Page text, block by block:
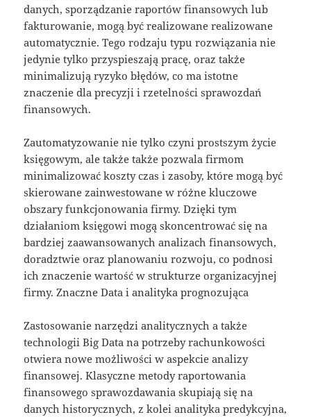
danych, sporządzanie raportów finansowych lub
fakturowanie, mogą być realizowane realizowane
automatycznie. Tego rodzaju typu rozwiązania nie
jedynie tylko przyspieszają pracę, oraz także
minimalizują ryzyko błędów, co ma istotne
znaczenie dla precyzji i rzetelności sprawozdań
finansowych.
Zautomatyzowanie nie tylko czyni prostszym życie
księgowym, ale także także pozwala firmom
minimalizować koszty czas i zasoby, które mogą być
skierowane zainwestowane w różne kluczowe
obszary funkcjonowania firmy. Dzięki tym
działaniom księgowi mogą skoncentrować się na
bardziej zaawansowanych analizach finansowych,
doradztwie oraz planowaniu rozwoju, co podnosi
ich znaczenie wartość w strukturze organizacyjnej
firmy. Znaczne Data i analityka prognozująca
Zastosowanie narzędzi analitycznych a także
technologii Big Data na potrzeby rachunkowości
otwiera nowe możliwości w aspekcie analizy
finansowej. Klasyczne metody raportowania
finansowego sprawozdawania skupiają się na
danych historycznych, z kolei analityka predykcyjna,